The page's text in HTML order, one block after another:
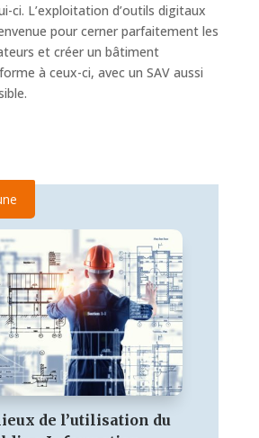
ci. L’exploitation d’outils digitaux
pour cerner parfaitement les
et créer un bâtiment
à ceux-ci, avec un SAV aussi
de l’utilisation du